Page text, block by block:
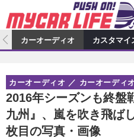
カーオーディオ
プロショップ検索
カーオーディオニュース
カスタマイズ特集記事
カスタマイズニュース
カーグッズ
カーグッズ特集記事
自動車
カーオーディオ カスタマイ
2016年シーズンも終盤
九州』、嵐を吹き飛ば
枚目の写真・画像
カーオーディオ カーオーディ